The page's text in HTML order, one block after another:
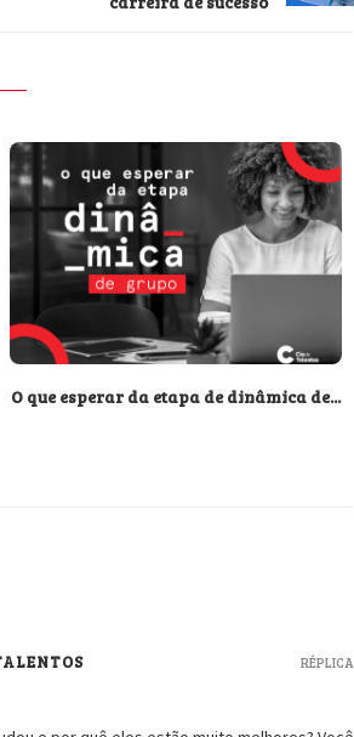
O que esperar da etapa de dinâmica de...
RÉPLICA